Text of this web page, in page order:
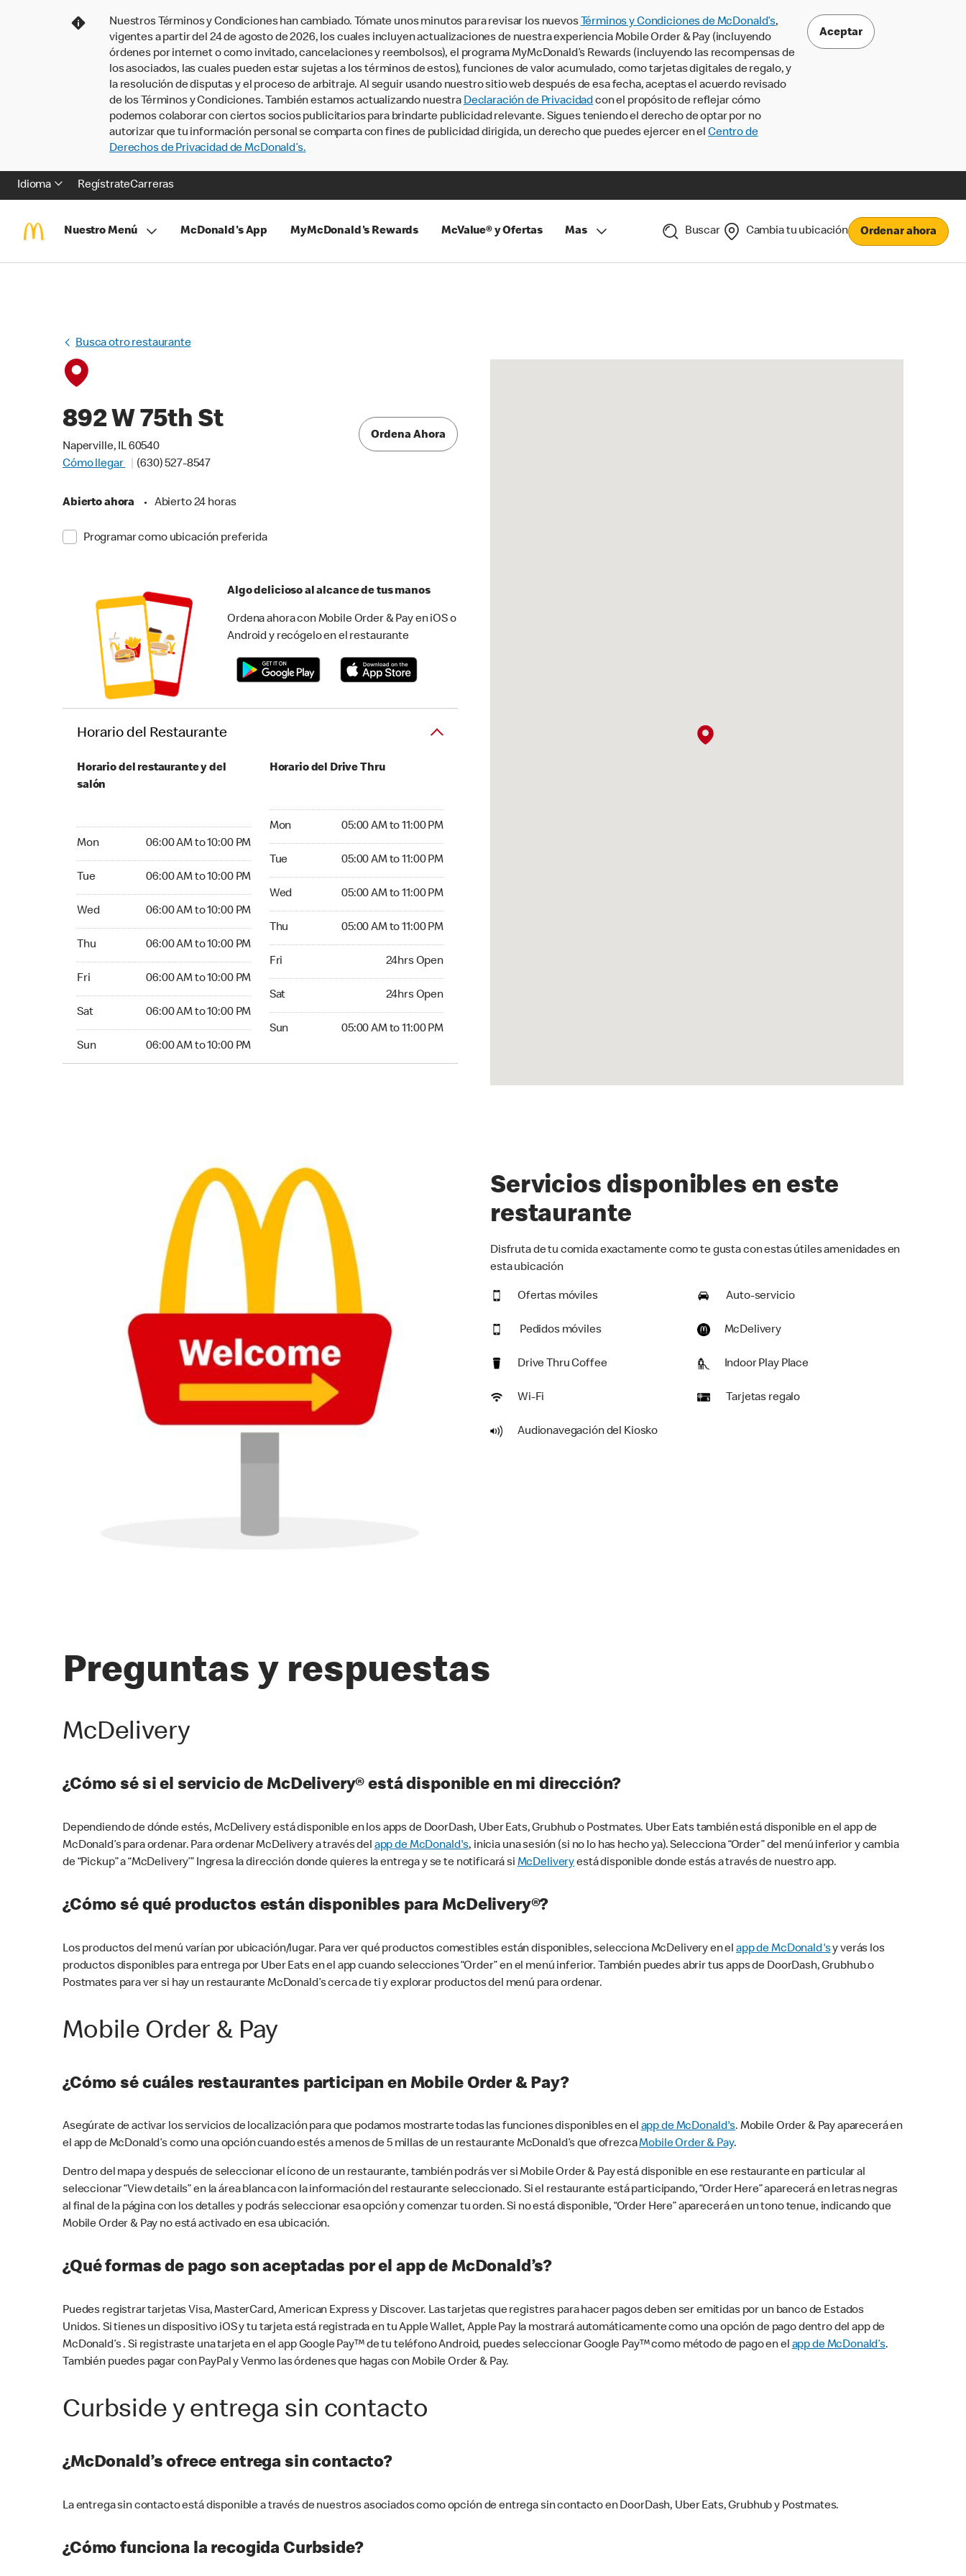
Nuestros Términos y Condiciones han cambiado. Tómate unos minutos para revisar los nuevos Términos y Condiciones de McDonald’s,
vigentes a partir del 24 de agosto de 2026, los cuales incluyen actualizaciones de nuestra experiencia Mobile Order & Pay (incluyendo
órdenes por internet o como invitado, cancelaciones y reembolsos), el programa MyMcDonald’s Rewards (incluyendo las recompensas de
los asociados, las cuales pueden estar sujetas a los términos de estos), funciones de valor acumulado, como tarjetas digitales de regalo, y
la resolución de disputas y el proceso de arbitraje. Al seguir usando nuestro sitio web después de esa fecha, aceptas el acuerdo revisado
de los Términos y Condiciones. También estamos actualizando nuestra Declaración de Privacidadcon el propósito de reflejar cómo
podemos colaborar con ciertos socios publicitarios para brindarte publicidad relevante. Sigues teniendo el derecho de optar por no
autorizar que tu información personal se comparta con fines de publicidad dirigida, un derecho que puedes ejercer en el Centro de
Derechos de Privacidad de McDonald’s.
Aceptar
Idioma RegístrateCarreras
Nuestro Menú McDonald's App MyMcDonald's Rewards McValue® y Ofertas Mas Buscar Cambia tu ubicación Ordenar ahora
Busca otro restaurante
892 W 75th St
Naperville, IL 60540
Cómo llegar
(630) 527-8547
Abierto ahora • Abierto 24 horas
Programar como ubicación preferida
Ordena Ahora
Algo delicioso al alcance de tus manos
Ordena ahora con Mobile Order & Pay en iOS o
Android y recógelo en el restaurante
Horario del Restaurante
Horario del restaurante y del
salón
Mon 06:00 AM to 10:00 PM
Tue 06:00 AM to 10:00 PM
Wed 06:00 AM to 10:00 PM
Thu 06:00 AM to 10:00 PM
Fri 06:00 AM to 10:00 PM
Sat 06:00 AM to 10:00 PM
Sun 06:00 AM to 10:00 PM
Horario del Drive Thru
Mon 05:00 AM to 11:00 PM
Tue 05:00 AM to 11:00 PM
Wed 05:00 AM to 11:00 PM
Thu 05:00 AM to 11:00 PM
Fri 24hrs Open
Sat 24hrs Open
Sun 05:00 AM to 11:00 PM
Servicios disponibles en este
restaurante
Disfruta de tu comida exactamente como te gusta con estas útiles amenidades en
esta ubicación
Ofertas móviles Auto-servicio
Pedidos móviles McDelivery
Drive Thru Coffee Indoor Play Place
Wi-Fi Tarjetas regalo
Audionavegación del Kiosko
Preguntas y respuestas
McDelivery
¿Cómo sé si el servicio de McDelivery® está disponible en mi dirección?
Dependiendo de dónde estés, McDelivery está disponible en los apps de DoorDash, Uber Eats, Grubhub o Postmates. Uber Eats también está disponible en el app de
McDonald’s para ordenar. Para ordenar McDelivery a través del app de McDonald's, inicia una sesión (si no lo has hecho ya). Selecciona “Order” del menú inferior y cambia
de “Pickup” a “McDelivery’” Ingresa la dirección donde quieres la entrega y se te notificará si McDeliveryestá disponible donde estás a través de nuestro app.
¿Cómo sé qué productos están disponibles para McDelivery®?
Los productos del menú varían por ubicación/lugar. Para ver qué productos comestibles están disponibles, selecciona McDelivery en elapp de McDonald'sy verás los
productos disponibles para entrega por Uber Eats en el app cuando selecciones “Order” en el menú inferior. También puedes abrir tus apps de DoorDash, Grubhub o
Postmates para ver si hay un restaurante McDonald’s cerca de ti y explorar productos del menú para ordenar.
Mobile Order & Pay
¿Cómo sé cuáles restaurantes participan en Mobile Order & Pay?
Asegúrate de activar los servicios de localización para que podamos mostrarte todas las funciones disponibles en elapp de McDonald's. Mobile Order & Pay aparecerá en
el app de McDonald’s como una opción cuando estés a menos de 5 millas de un restaurante McDonald’s que ofrezcaMobile Order & Pay.
Dentro del mapa y después de seleccionar el ícono de un restaurante, también podrás ver si Mobile Order & Pay está disponible en ese restaurante en particular al
seleccionar “View details” en la área blanca con la información del restaurante seleccionado. Si el restaurante está participando, “Order Here” aparecerá en letras negras
al final de la página con los detalles y podrás seleccionar esa opción y comenzar tu orden. Si no está disponible, “Order Here” aparecerá en un tono tenue, indicando que
Mobile Order & Pay no está activado en esa ubicación.
¿Qué formas de pago son aceptadas por el app de McDonald’s?
Puedes registrar tarjetas Visa, MasterCard, American Express y Discover. Las tarjetas que registres para hacer pagos deben ser emitidas por un banco de Estados
Unidos. Si tienes un dispositivo iOS y tu tarjeta está registrada en tu Apple Wallet, Apple Pay la mostrará automáticamente como una opción de pago dentro del app de
McDonald’s . Si registraste una tarjeta en el app Google Pay™ de tu teléfono Android, puedes seleccionar Google Pay™ como método de pago en elapp de McDonald’s.
También puedes pagar con PayPal y Venmo las órdenes que hagas con Mobile Order & Pay.
Curbside y entrega sin contacto
¿McDonald’s ofrece entrega sin contacto?
La entrega sin contacto está disponible a través de nuestros asociados como opción de entrega sin contacto en DoorDash, Uber Eats, Grubhub y Postmates.
¿Cómo funciona la recogida Curbside?